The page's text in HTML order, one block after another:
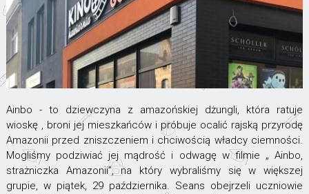
Ainbo - to dziewczyna z amazońskiej dżungli, która ratuje
wioskę , broni jej mieszkańców i próbuje ocalić rajską przyrodę
Amazonii przed zniszczeniem i chciwością władcy ciemności.
Mogliśmy podziwiać jej mądrość i odwagę w filmie „ Ainbo,
strażniczka Amazonii”, na który wybraliśmy się w większej
grupie, w piątek, 29 października. Seans obejrzeli uczniowie